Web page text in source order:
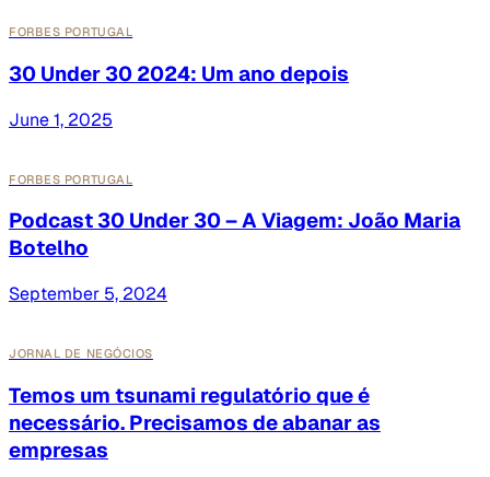
FORBES PORTUGAL
30 Under 30 2024: Um ano depois
June 1, 2025
FORBES PORTUGAL
Podcast 30 Under 30 – A Viagem: João Maria
Botelho
September 5, 2024
JORNAL DE NEGÓCIOS
Temos um tsunami regulatório que é
necessário. Precisamos de abanar as
empresas